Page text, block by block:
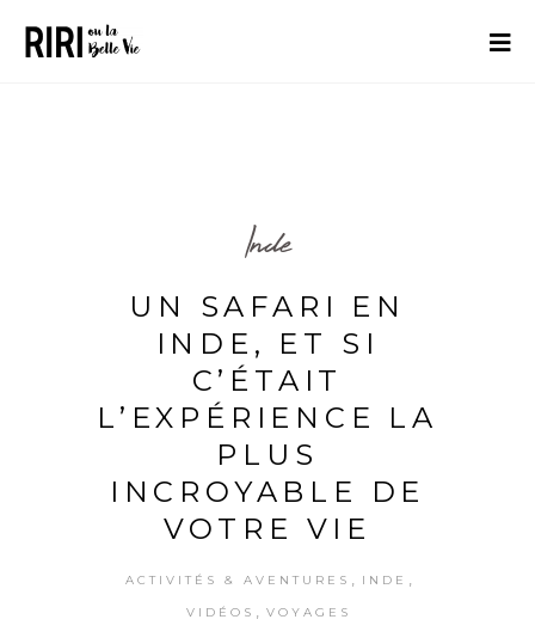
Inde
UN SAFARI EN
INDE, ET SI
C’ÉTAIT
L’EXPÉRIENCE LA
PLUS
INCROYABLE DE
VOTRE VIE
ACTIVITÉS & AVENTURES INDE
VIDÉOS VOYAGES